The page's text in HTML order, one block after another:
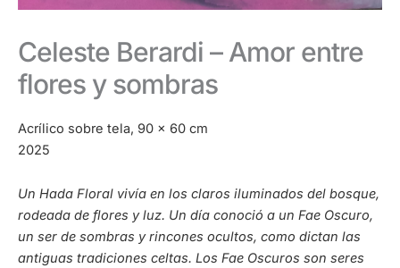
Celeste Berardi – Amor entre
flores y sombras
Acrílico sobre tela, 90 x 60 cm
2025
Un Hada Floral vivía en los claros iluminados del bosque,
rodeada de flores y luz. Un día conoció a un Fae Oscuro,
un ser de sombras y rincones ocultos, como dictan las
antiguas tradiciones celtas. Los Fae Oscuros son seres